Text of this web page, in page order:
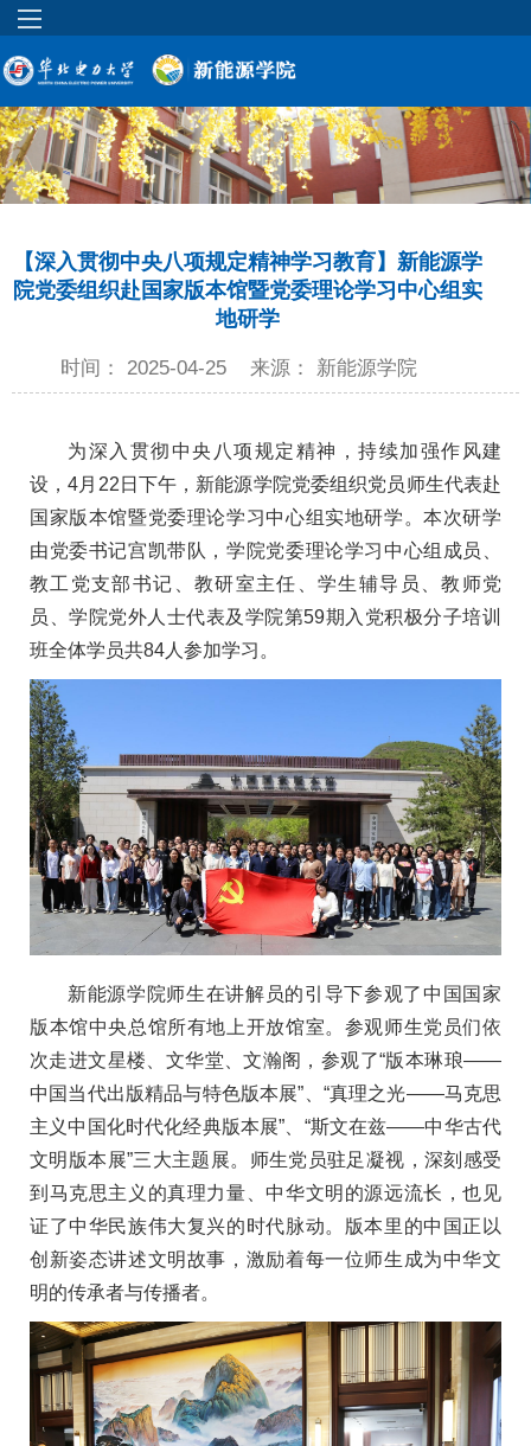
【深入贯彻中央八项规定精神学习教育】新能源学
院党委组织赴国家版本馆暨党委理论学习中心组实
地研学
时间： 2025-04-25 来源： 新能源学院
为深入贯彻中央八项规定精神，持续加强作风建
设，4月22日下午，新能源学院党委组织党员师生代表赴
国家版本馆暨党委理论学习中心组实地研学。本次研学
由党委书记宫凯带队，学院党委理论学习中心组成员、
教工党支部书记、教研室主任、学生辅导员、教师党
员、学院党外人士代表及学院第59期入党积极分子培训
班全体学员共84人参加学习。
新能源学院师生在讲解员的引导下参观了中国国家
版本馆中央总馆所有地上开放馆室。参观师生党员们依
次走进文星楼、文华堂、文瀚阁，参观了“版本琳琅——
中国当代出版精品与特色版本展”、“真理之光——马克思
主义中国化时代化经典版本展”、“斯文在兹——中华古代
文明版本展”三大主题展。师生党员驻足凝视，深刻感受
到马克思主义的真理力量、中华文明的源远流长，也见
证了中华民族伟大复兴的时代脉动。版本里的中国正以
创新姿态讲述文明故事，激励着每一位师生成为中华文
明的传承者与传播者。